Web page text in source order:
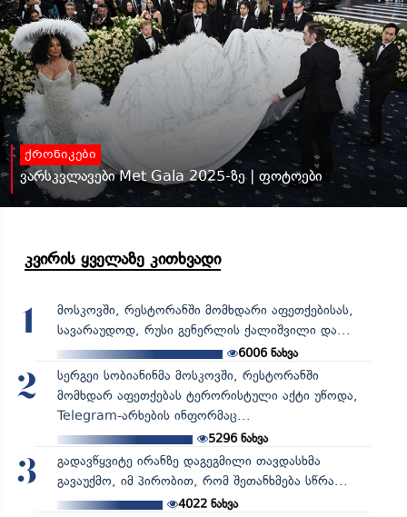
ქრონიკები
ვარსკვლავები Met Gala 2025-ზე | ფოტოები
კვირის ყველაზე კითხვადი
1
მოსკოვში, რესტორანში მომხდარი აფეთქებისას,
სავარაუდოდ, რუსი გენერლის ქალიშვილი და...
6006ნახვა
2
სერგეი სობიანინმა მოსკოვში, რესტორანში
მომხდარ აფეთქებას ტერორისტული აქტი უწოდა,
Telegram-არხების ინფორმაც...
5296ნახვა
3
გადავწყვიტე ირანზე დაგეგმილი თავდასხმა
გავაუქმო, იმ პირობით, რომ შეთანხმება სწრა...
4022ნახვა